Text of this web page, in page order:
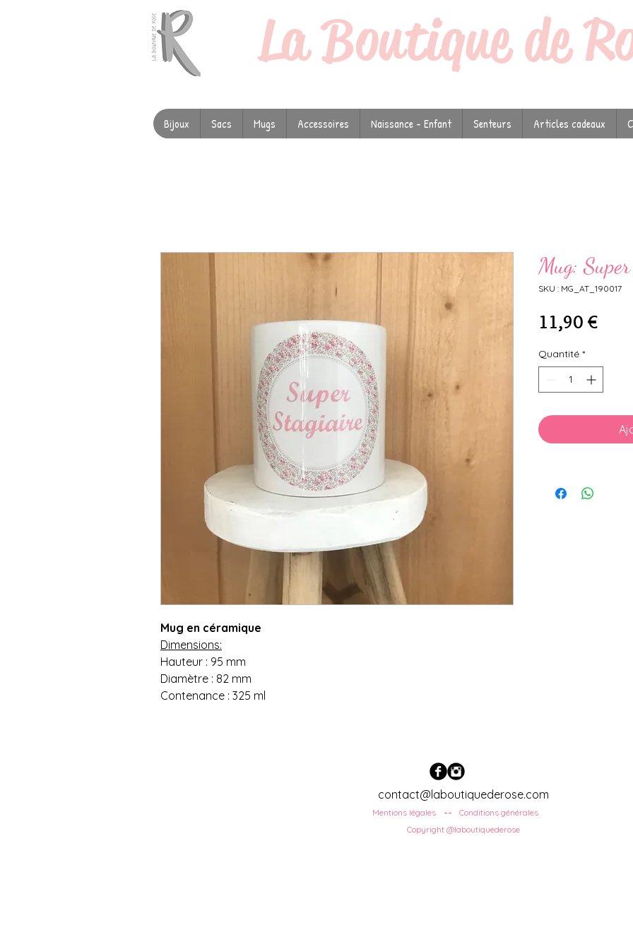
LaBoutique de
Bijoux Sacs Mugs Accessoires Naissance - Enfant Senteurs Articles cadeaux
Mug en céramique
Dimensions:
Hauteur : 95 mm
Diamètre : 82 mm
Contenance : 325 ml
Mug:
SKU : MG_AT_190017
11,90 €Prix
Quantité *
contact@laboutiquederose.com
Mentions légales Conditions générales
--
Copyright @laboutiquederose